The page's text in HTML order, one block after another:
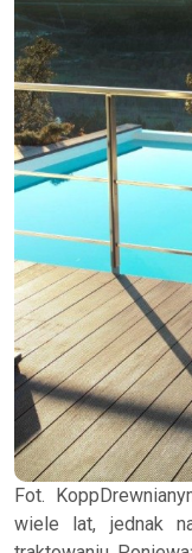
Fot.
wiele lat, jednak